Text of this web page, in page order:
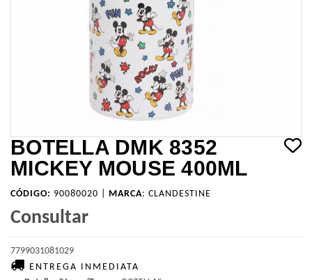
BOTELLA DMK 8352
MICKEY MOUSE 400ML
CÓDIGO: 90080020 | MARCA: CLANDESTINE
Consultar
7799031081029
ENTREGA INMEDIATA